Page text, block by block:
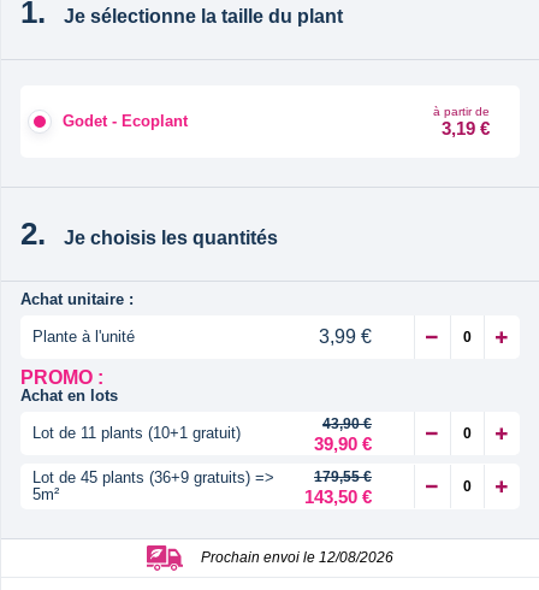
Je sélectionne la taille du plant
Godet - Ecoplant
à partir de
3,19 €
Je choisis les quantités
Achat unitaire :
Plante à l'unité
3,99 €
PROMO :
Achat en lots
Lot de 11 plants (10+1 gratuit) 43,90 €
39,90 €
Lot de 45 plants (36+9 gratuits) =>
5m²
179,55 €
143,50 €
Prochain envoi le 12/08/2026